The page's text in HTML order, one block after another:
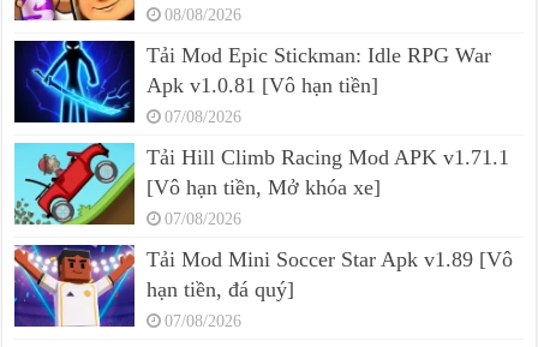
08/08/2026
Tải Mod Epic Stickman: Idle RPG War
Apk v1.0.81 [Vô hạn tiền]
07/08/2026
Tải Hill Climb Racing Mod APK v1.71.1
[Vô hạn tiền, Mở khóa xe]
07/08/2026
Tải Mod Mini Soccer Star Apk v1.89 [Vô
hạn tiền, đá quý]
07/08/2026